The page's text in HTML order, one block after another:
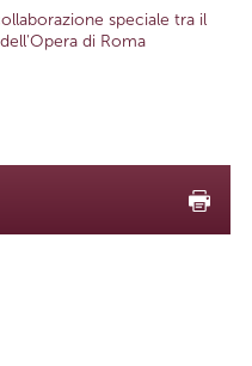
speciale tra il
di Roma